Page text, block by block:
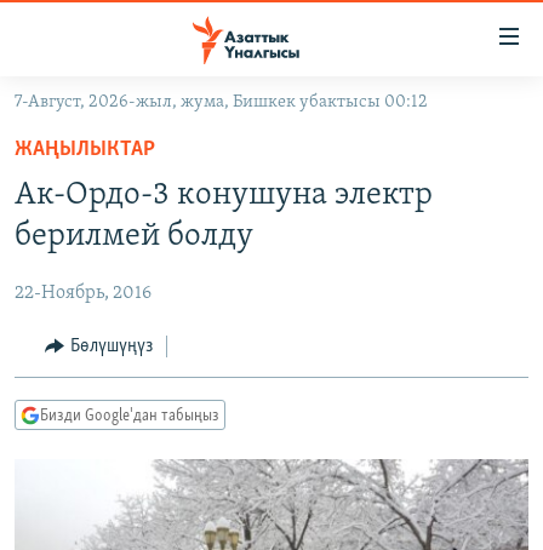
Навигацияга
өтүңүз
Издөөгө
салыңызКЫРГЫЗСТАН
ЭКОНОМИКА
МАДАНИЯТ
ДҮЙНӨ
БОРБОР АЗИЯ
УКРАИНА
АТАЙЫН ИЛИКТӨӨ
ТВ ПРОГРАММАЛАР
ЭКСПЕРТТЕР ТАЛДАЙТ
БИЗ ЖАНА ДҮЙНӨ
ДАНИСТЕ
ӨЗГӨЧӨ ПИКИР
7-Август, 2026-жыл, жума, Бишкек убактысы 00:12
ЖАҢЫЛЫКТАР
Ак-Ордо-3 конушуна электр
берилмей болду
22-Ноябрь, 2016
Бөлүшүңүз
Бизди Google'дан табыңыз